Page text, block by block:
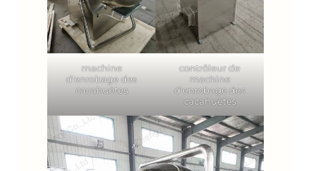
machine
d'enrobage des
cacahuètes
contrôleur de
machine
d'enrobage des
cacahuètes